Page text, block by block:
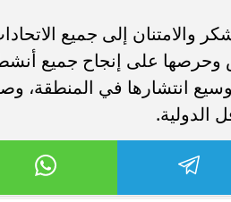
والامتنان إلى جميع
وحرصها على إنجاح جميع
انتشارها في المنطقة،
الدولية.